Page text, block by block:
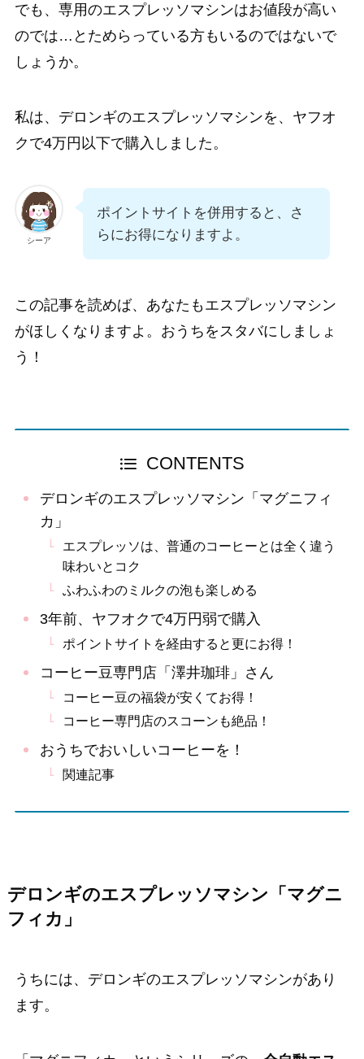
でも、専用のエスプレッソマシンはお値段が高い
のでは…とためらっている方もいるのではないで
しょうか。
私は、デロンギのエスプレッソマシンを、ヤフオ
クで4万円以下で購入しました。
シーア
ポイントサイトを併用すると、さ
らにお得になりますよ。
この記事を読めば、あなたもエスプレッソマシン
がほしくなりますよ。おうちをスタバにしましょ
う！
CONTENTS
デロンギのエスプレッソマシン「マグニフィ
カ」
エスプレッソは、普通のコーヒーとは全く違う
味わいとコク
ふわふわのミルクの泡も楽しめる
3年前、ヤフオクで4万円弱で購入
ポイントサイトを経由すると更にお得！
コーヒー豆専門店「澤井珈琲」さん
コーヒー豆の福袋が安くてお得！
コーヒー専門店のスコーンも絶品！
おうちでおいしいコーヒーを！
関連記事
デロンギのエスプレッソマシン「マグニ
フィカ」
うちには、デロンギのエスプレッソマシンがあり
ます。